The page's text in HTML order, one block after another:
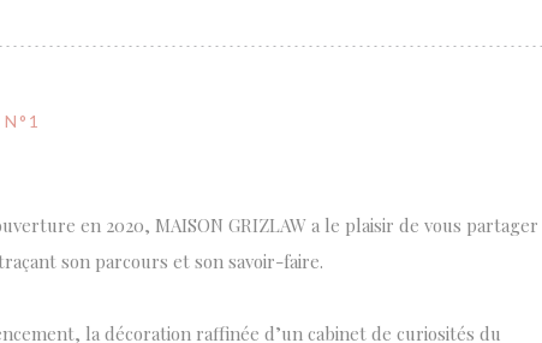
en 2020, MAISON GRIZLAW a le plaisir de vous partager
son parcours et son savoir-faire.
la décoration raffinée d’un cabinet de curiosités du